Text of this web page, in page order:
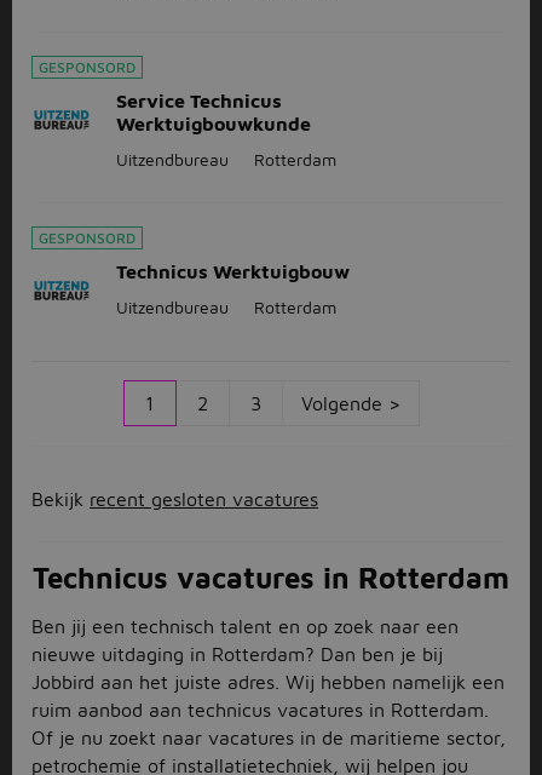
GESPONSORD
Service Technicus
Werktuigbouwkunde
Uitzendbureau Rotterdam
GESPONSORD
Technicus Werktuigbouw
Uitzendbureau Rotterdam
1 2 3 Volgende >
Bekijk recent gesloten vacatures
Technicus vacatures in Rotterdam
Ben jij een technisch talent en op zoek naar een
nieuwe uitdaging in Rotterdam? Dan ben je bij
Jobbird aan het juiste adres. Wij hebben namelijk een
ruim aanbod aan technicus vacatures in Rotterdam.
Of je nu zoekt naar vacatures in de maritieme sector,
petrochemie of installatietechniek, wij helpen jou